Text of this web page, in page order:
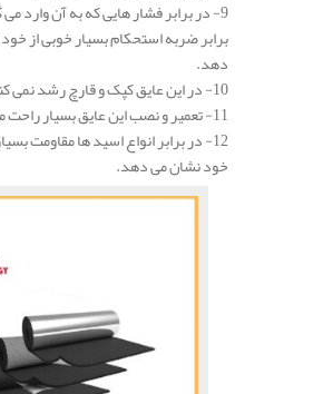
9- در برابر فشار هایی که به آن وارد
برابر ضربه استحکام بسیار خوبی از
دهد.
10- در این عایق کپک و قارچ رشد نمی کند.
11- تعمیر و نصب این عایق بسیار راحت می باشد.
12- در برابر انواع اسید ها مقاومت
خود نشان می دهد.